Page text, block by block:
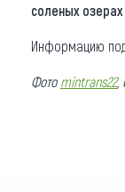
соленых
Информацию
Фото mintrans22,